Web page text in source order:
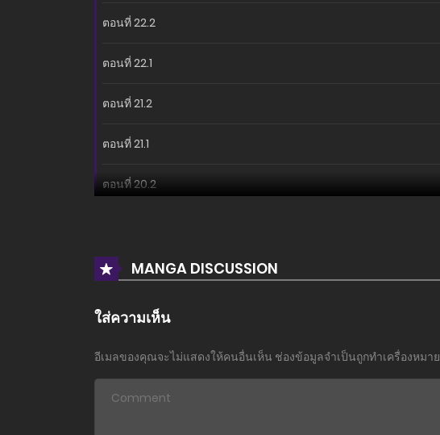
ตอนที่ 22.2
ตอนที่ 22.1
ตอนที่ 21.2
ตอนที่ 21.1
ตอนที่ 20.2
ตอนที่ 19MANGA DISCUSSION
ใส่ความเห็น
อีเมลของคุณจะไม่แสดงให้คนอื่นเห็น ช่องข้อมูลจำเป็นถูกทำเครื่องหมาย